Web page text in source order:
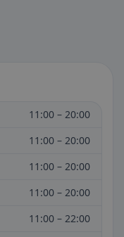
11:00 – 20:00
11:00 – 20:00
11:00 – 20:00
11:00 – 20:00
11:00 – 22:00